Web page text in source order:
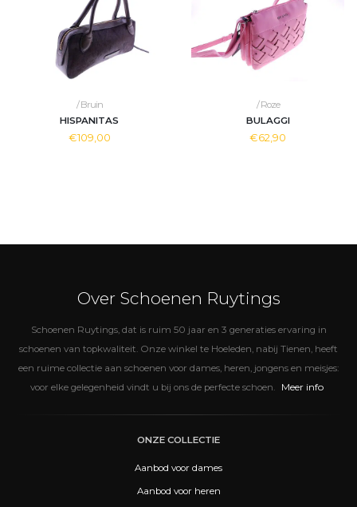
/ Bruin
HISPANITAS
€109,00
/ Roze
BULAGGI
€62,90
Over Schoenen Ruytings
Schoenen Ruytings, dat is ruim 50 jaar en 3 generaties ervaring in
schoenen van topkwaliteit. Onze winkel te Hoeleden, nabij Tienen, heeft
een ruime collectie aan schoenen voor dames, heren, jongens en meisjes:
voor elke gelegenheid vindt u bij ons de perfecte schoen.
Meer info
ONZE COLLECTIE
Aanbod voor dames
Aanbod voor heren